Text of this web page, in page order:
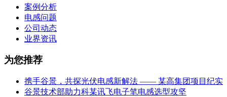
案例分析
电感问题
公司动态
业界资讯
为您推荐
携手谷景，共探光伏电感新解法 —— 某高集团项目纪实
谷景技术部助力科某讯飞电子笔电感选型攻坚